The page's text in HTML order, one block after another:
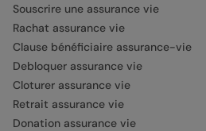
Souscrire une assurance vie
Rachat assurance vie
Clause bénéficiaire assurance-vie
Debloquer assurance vie
Cloturer assurance vie
Retrait assurance vie
Donation assurance vie